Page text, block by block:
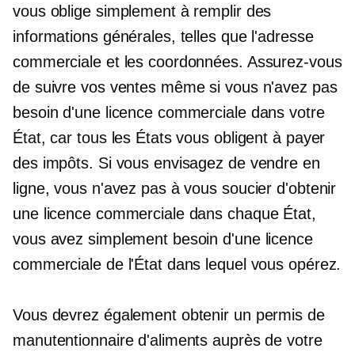
vous oblige simplement à remplir des
informations générales, telles que l'adresse
commerciale et les coordonnées. Assurez-vous
de suivre vos ventes même si vous n'avez pas
besoin d'une licence commerciale dans votre
État, car tous les États vous obligent à payer
des impôts. Si vous envisagez de vendre en
ligne, vous n'avez pas à vous soucier d'obtenir
une licence commerciale dans chaque État,
vous avez simplement besoin d'une licence
commerciale de l'État dans lequel vous opérez.
Vous devrez également obtenir un permis de
manutentionnaire d'aliments auprès de votre